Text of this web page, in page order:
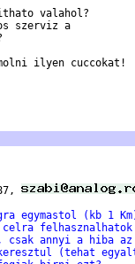
valahol?
szerviz a
ilyen cuccokat!
egymastol (kb 1
celra felhasznalhatok
annyi a hiba az
keresztul (tehat